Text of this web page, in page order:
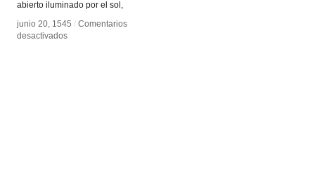
abierto iluminado por el sol,
junio 20, 1545 / Comentarios
desactivadosen
junio 20, 1545 / Comentarios
desactivadosen